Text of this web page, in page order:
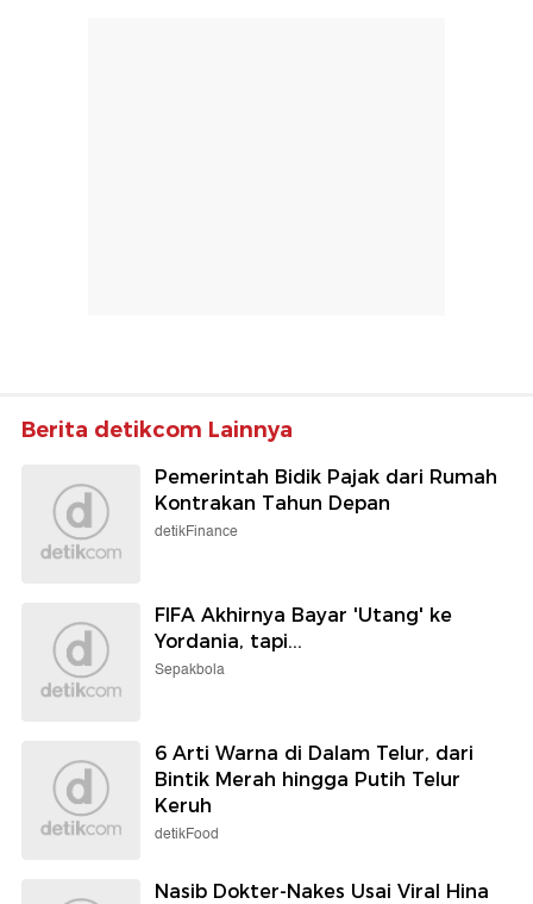
Berita detikcom Lainnya
Pemerintah Bidik Pajak dari Rumah
Kontrakan Tahun Depan
detikFinance
FIFA Akhirnya Bayar 'Utang' ke
Yordania, tapi...
Sepakbola
6 Arti Warna di Dalam Telur, dari
Bintik Merah hingga Putih Telur
Keruh
detikFood
Nasib Dokter-Nakes Usai Viral Hina